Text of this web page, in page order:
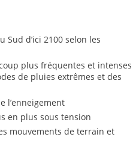
Sud d’ici 2100 selon les
plus fréquentes et intenses
de pluies extrêmes et des
l’enneigement
en plus sous tension
mouvements de terrain et